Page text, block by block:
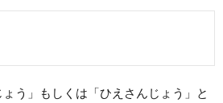
う」もしくは「ひえさんじょう」と